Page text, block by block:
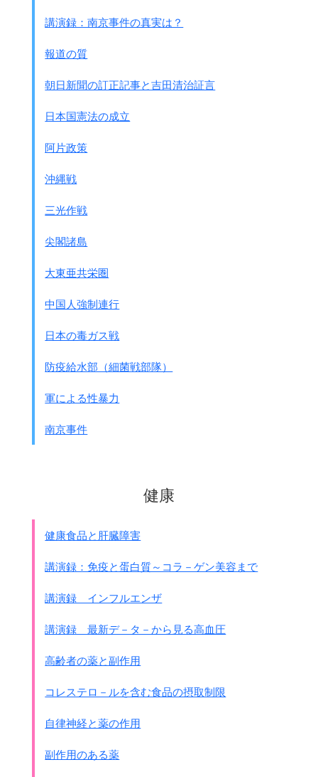
(南方軍)
ケオピス粟は南方において発育良好なり。
ロ 南方では山稜地区に肺ペストあり(気温15℃)、
一般に四季を通じ散発しあり。
熱に対する抵抗も強し。
草原その他では2日以上生存す。
改良第1法 南方に適
ホ 捕鼠は捕鼠器の約1割弱
北方は時季により異なる。
雨と日とを避ければ到る所飼育場となる。
チ 餅種を1回輸入すれば、あとは現地自活も可能な
リ 人員265名を要す。50ｋｇの生産可能なり
会議はそのあと真田参謀本部作戦課長が話をし、
懇談の内容です。ネズミの補給に就いての懇談です。
本年度予定埼玉47.5、茨城20.4
2
茨城県、栃木県は指導強化により
最大産出見込100万
南方軍には種を補給す。
大塚文夫大佐の備忘録を参考にします。
大塚備忘録
医務局会報 ホ号報告要領（石井少将）
結論
講演録：南京事件の真実は？
報道の質
朝日新聞の訂正記事と吉田清治証言
日本国憲法の成立
阿片政策
沖縄戦
三光作戦
尖閣諸島
大東亜共栄圏
中国人強制連行
日本の毒ガス戦
防疫給水部（細菌戦部隊）
軍による性暴力
南京事件
健康
健康食品と肝臓障害
講演録：免疫と蛋白質～コラ－ゲン美容まで
講演録 インフルエンザ
講演録 最新デ－タ－から見る高血圧
高齢者の薬と副作用
コレステロ－ルを含む食品の摂取制限
自律神経と薬の作用
副作用のある薬